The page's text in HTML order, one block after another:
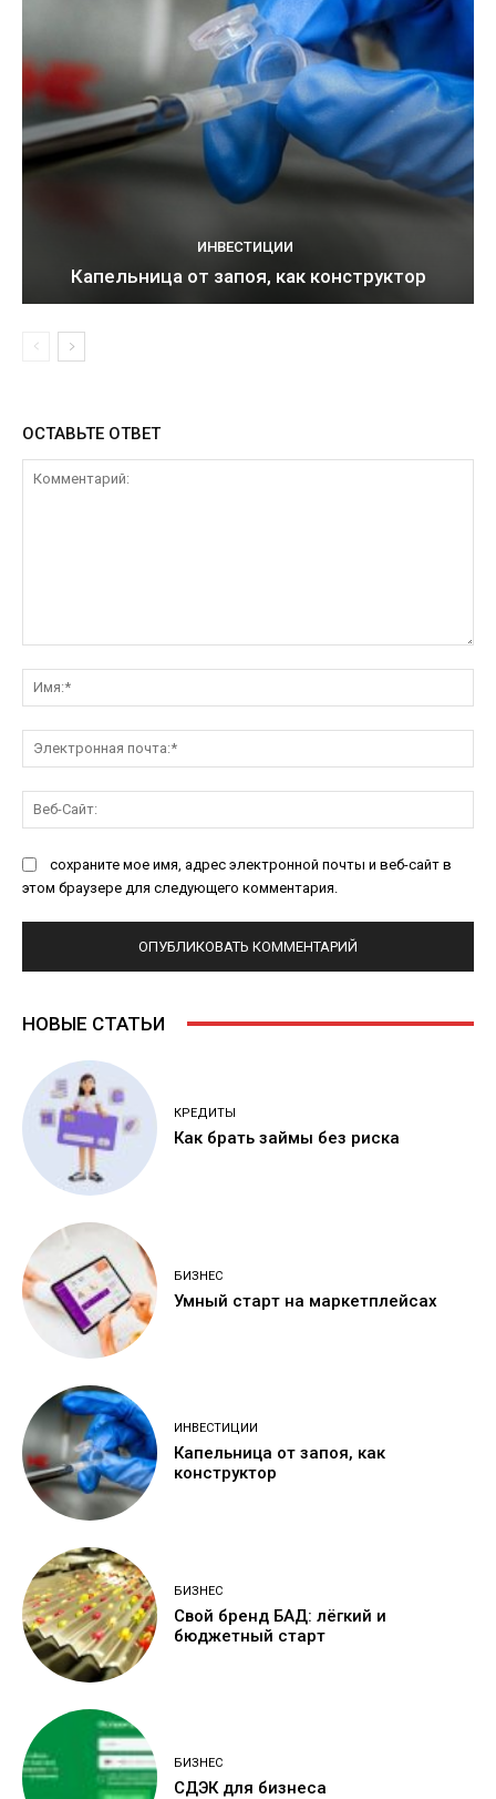
ИНВЕСТИЦИИ
Капельница от запоя, как конструктор
ОСТАВЬТЕ ОТВЕТ
сохраните мое имя, адрес электронной почты и веб-сайт в
этом браузере для следующего комментария.
НОВЫЕ СТАТЬИ
КРЕДИТЫ
Как брать займы без риска
БИЗНЕС
Умный старт на маркетплейсах
ИНВЕСТИЦИИ
Капельница от запоя, как
конструктор
БИЗНЕС
Свой бренд БАД: лёгкий и
бюджетный старт
БИЗНЕС
СДЭК для бизнеса